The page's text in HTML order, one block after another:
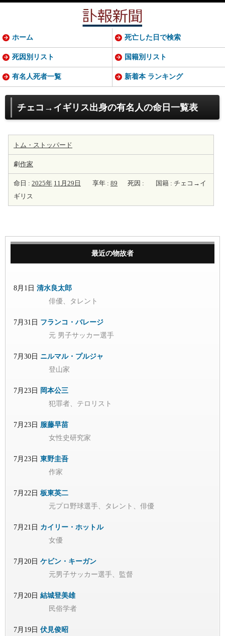
チェコ→イギリス出身の有名人の命日一覧表
トム・ストッパード
劇 作家
命日 : 2025年 11月29日 享年 : 89 死因 :
国籍 : チェコ→イ
ギリス
ホーム 死亡した日で検索
死因別リスト 国籍別リスト
有名人死者一覧 新着本 ランキング
最近の物故者
8月1日 清水良太郎
俳優、タレント
7月31日 フランコ・バレージ
元 男子サッカー選手
7月30日 ニルマル・プルジャ
登山家
7月23日 岡本公三
犯罪者、テロリスト
7月23日 服藤早苗
女性史研究家
7月23日 東野圭吾
作家
7月22日 板東英二
元プロ野球選手、タレント、俳優
7月21日 カイリー・ホットル
女優
7月20日 ケビン・キーガン
元男子サッカー選手、監督
7月20日 結城登美雄
民俗学者
7月19日 伏見俊昭